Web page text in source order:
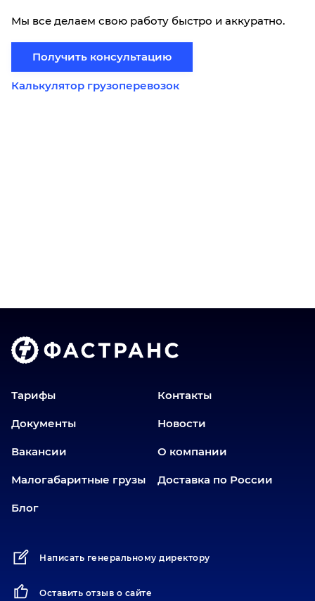
Мы все делаем свою работу быстро и аккуратно.
Получить консультацию
Калькулятор грузоперевозок
Тарифы Контакты
Документы Новости
Вакансии О компании
Малогабаритные грузы Доставка по России
Блог
Написать генеральному директору
Оставить отзыв о сайте